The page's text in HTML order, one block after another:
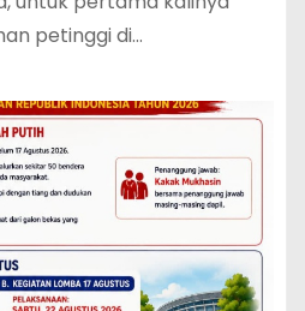
petinggi di…